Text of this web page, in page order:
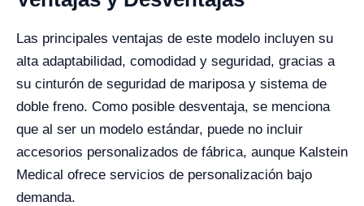
Las principales ventajas de este modelo incluyen su
alta adaptabilidad, comodidad y seguridad, gracias a
su cinturón de seguridad de mariposa y sistema de
doble freno. Como posible desventaja, se menciona
que al ser un modelo estándar, puede no incluir
accesorios personalizados de fábrica, aunque Kalstein
Medical ofrece servicios de personalización bajo
demanda.